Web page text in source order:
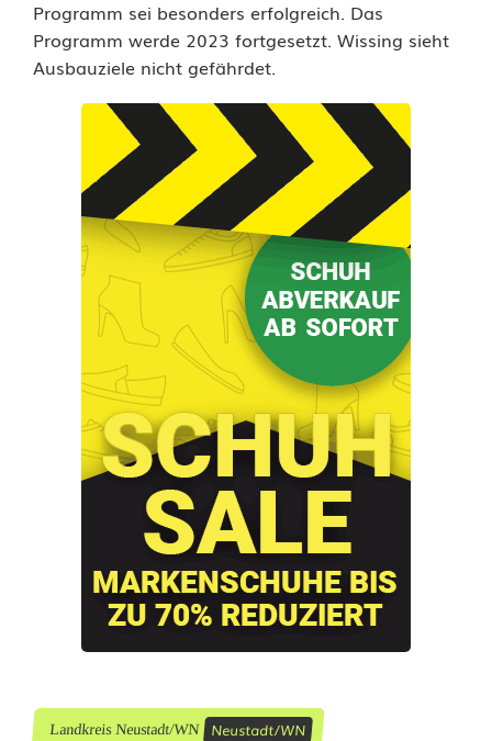
Programm sei besonders erfolgreich. Das
Programm werde 2023 fortgesetzt. Wissing sieht
Ausbauziele nicht gefährdet.
Landkreis Neustadt/WN Neustadt/WN